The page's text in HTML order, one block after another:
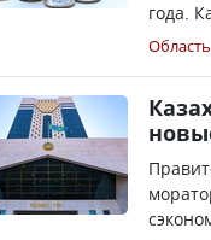
года.
Область